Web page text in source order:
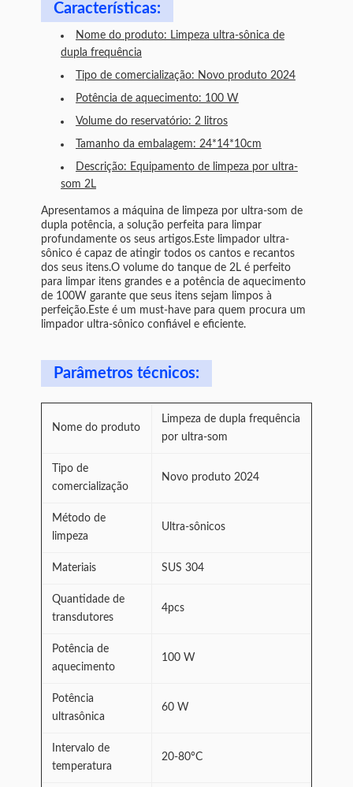
Características:
Nome do produto: Limpeza ultra-sônica de
dupla frequência
Tipo de comercialização: Novo produto 2024
Potência de aquecimento: 100 W
Volume do reservatório: 2 litros
Tamanho da embalagem: 24*14*10cm
Descrição: Equipamento de limpeza por ultra-
som 2L
Apresentamos a máquina de limpeza por ultra-som de
dupla potência, a solução perfeita para limpar
profundamente os seus artigos.Este limpador ultra-
sônico é capaz de atingir todos os cantos e recantos
dos seus itens.O volume do tanque de 2L é perfeito
para limpar itens grandes e a potência de aquecimento
de 100W garante que seus itens sejam limpos à
perfeição.Este é um must-have para quem procura um
limpador ultra-sônico confiável e eficiente.
Parâmetros técnicos:
Nome do produto
Limpeza de dupla frequência
por ultra-som
Tipo de
comercialização
Novo produto 2024
Método de
limpeza
Ultra-sônicos
Materiais SUS 304
Quantidade de
transdutores
4pcs
Potência de
aquecimento
100 W
Potência
ultrasônica
60 W
Intervalo de
temperatura
20-80°C